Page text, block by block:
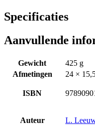
Specificaties
Aanvullende
Gewicht
425 g
Afmetingen
24 ×
ISBN
Auteur L.